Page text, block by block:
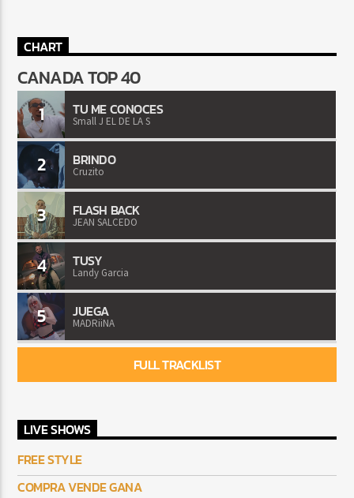
CHART
CANADA TOP 40
1 TU ME CONOCES
Small J EL DE LA S
2 BRINDO
Cruzito
3 FLASH BACK
JEAN SALCEDO
4 TUSY
Landy Garcia
5 JUEGA
MADRiiNA
FULL TRACKLIST
LIVE SHOWS
FREE STYLE
COMPRA VENDE GANA